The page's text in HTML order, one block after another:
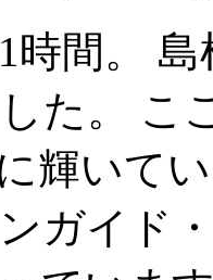
時間。
た。 こ
輝いて
ガイド